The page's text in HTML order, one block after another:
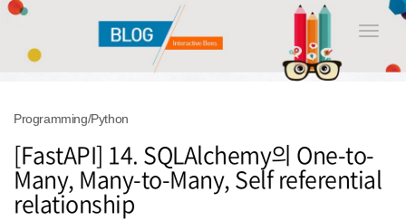
Toggle
Programming/Python
[FastAPI] 14. SQLAlchemy의 One-to-
Many, Many-to-Many, Self referential
relationship